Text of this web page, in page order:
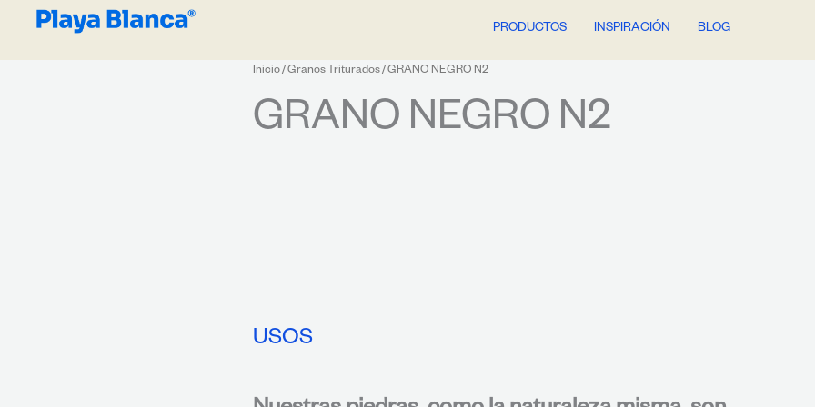
PRODUCTOS INSPIRACIÓN BLOG
Inicio/Granos Triturados/ GRANO NEGRO N2
GRANO NEGRO N2
USOS